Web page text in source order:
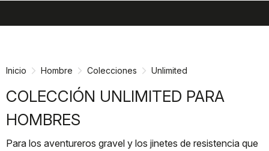
navegación
Inicio Hombre Colecciones Unlimited
COLECCIÓN UNLIMITED PARA
HOMBRES
Para los aventureros gravel y los jinetes de resistencia que